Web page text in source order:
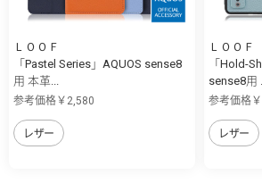
ＬＯＯＦ
「Pastel Series」AQUOS sense8
用 本革...
参考価格￥2,580
レザー
ＬＯＯＦ
「Hold-
sense8用 ...
参考価格
レザー